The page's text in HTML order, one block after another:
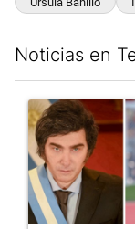
Noticias en
Un artículo de